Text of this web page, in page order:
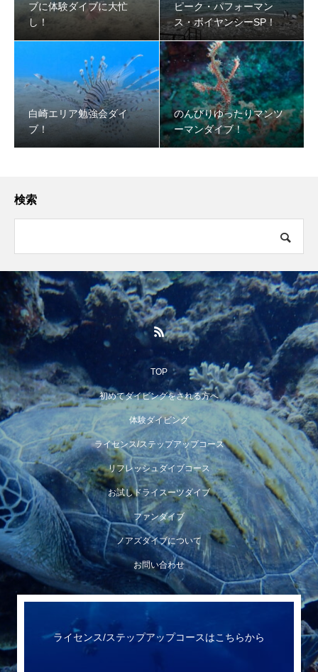
ブに体験ダイブに大忙
し！
ピーク・パフォーマン
ス・ボイヤンシーSP！
白崎エリア勉強会ダイ
ブ！
のんびりゆったりマンツ
ーマンダイブ！
検索
TOP
初めてダイビングをされる方へ
体験ダイビング
ライセンス/ステップアップコース
リフレッシュダイブコース
お試しドライスーツダイブ
ファンダイブ
ノアズダイブについて
お問い合わせ
ライセンス/ステップアップコースはこちらから